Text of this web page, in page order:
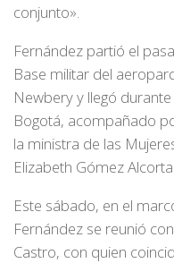
conjunto».
Fernández partió el
Base militar del
Newbery y llegó
Bogotá, acompañado
la ministra de las
Elizabeth Gómez Alcorta.
Este sábado, en el
Fernández se reunió
Castro, con quien